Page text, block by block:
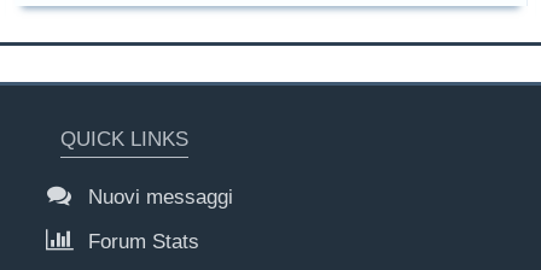
QUICK LINKS
Nuovi messaggi
Forum Stats